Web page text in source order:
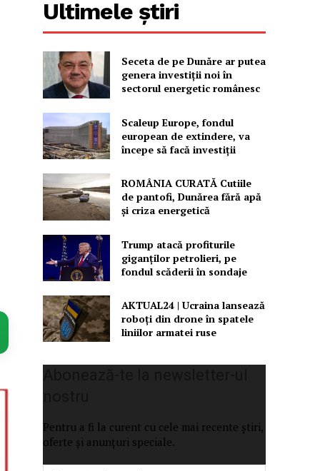
Ultimele știri
Seceta de pe Dunăre ar putea
genera investiții noi în
sectorul energetic românesc
Scaleup Europe, fondul
european de extindere, va
începe să facă investiții
ROMÂNIA CURATĂ Cutiile
de pantofi, Dunărea fără apă
și criza energetică
Trump atacă profiturile
giganților petrolieri, pe
fondul scăderii în sondaje
AKTUAL24 | Ucraina lansează
roboți din drone în spatele
liniilor armatei ruse
Pentru a fi la curent cu cele mai recente știri,
oferte și anunțuri speciale.